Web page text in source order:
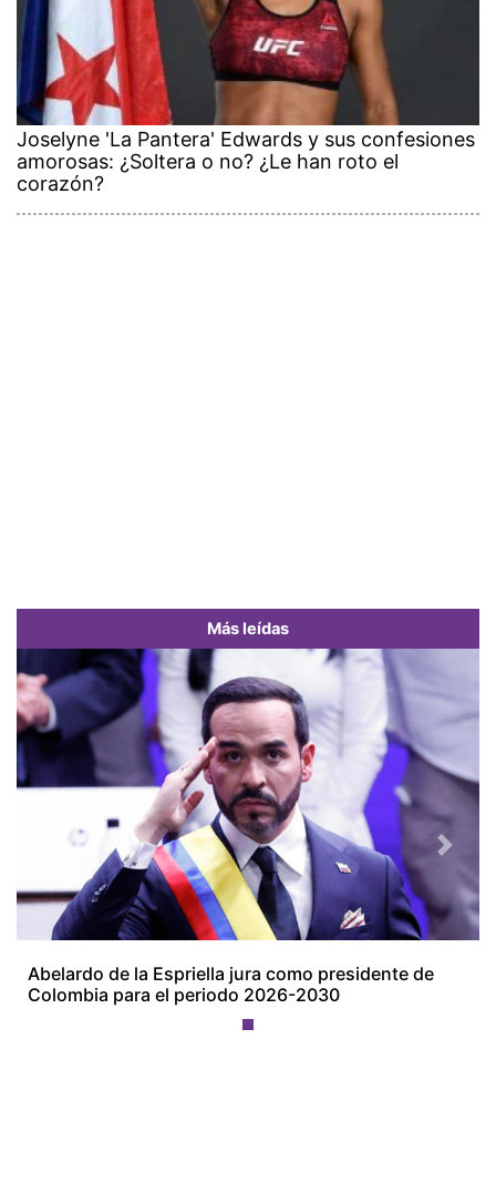
Joselyne 'La Pantera' Edwards y sus confesiones
amorosas: ¿Soltera o no? ¿Le han roto el
corazón?
Más leídas
Abelardo de la Espriella jura como presidente de
Colombia para el periodo 2026-2030
Previous Next